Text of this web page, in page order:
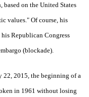
on the United States
values." Of course, his
Republican Congress
(blockade).
22, 2015, the beginning of a
in 1961 without losing